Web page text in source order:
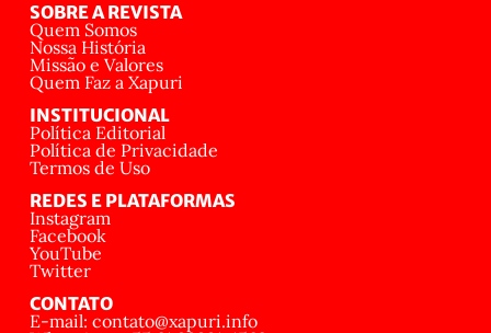
SOBRE A REVISTA
Quem Somos
Nossa História
Missão e Valores
Quem Faz a Xapuri
INSTITUCIONAL
Política Editorial
Política de Privacidade
Termos de Uso
REDES E PLATAFORMAS
Instagram
Facebook
YouTube
Twitter
CONTATO
E-mail: contato@xapuri.info